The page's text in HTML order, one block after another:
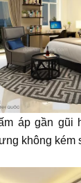
áp gần gũi
không kém